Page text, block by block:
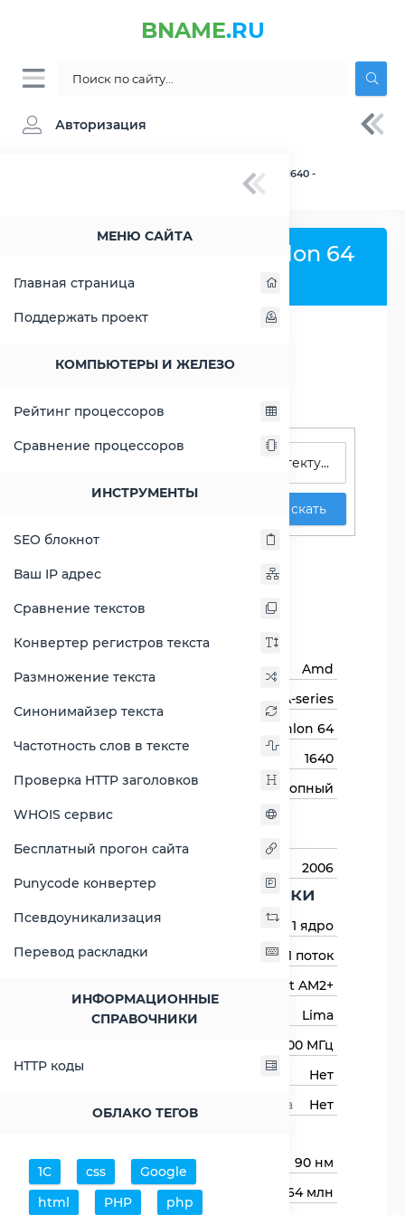
BNAME.RU
Авторизация
МЕНЮ САЙТА
Главная страница
Поддержать проект
КОМПЬЮТЕРЫ И ЖЕЛЕЗО
Рейтинг процессоров
Сравнение процессоров
ИНСТРУМЕНТЫ
SEO блокнот
Ваш IP адрес
Сравнение текстов
Конвертер регистров текста
Размножение текста
Синонимайзер текста
Частотность слов в тексте
Проверка HTTP заголовков
WHOIS сервис
Бесплатный прогон сайта
Punycode конвертер
Псевдоуникализация
Перевод раскладки
ИНФОРМАЦИОННЫЕ
СПРАВОЧНИКИ
HTTP коды
ОБЛАКО ТЕГОВ
1С css
Google
html
PHP
php
» Процессор AMD Athlon 64 LE-1640 -
Процессор AMD Athlon 64
Искать
Athlon 64 LE-1640
Основная информация
Amd
A-series
Athlon 64
1640
Тип процессора
Десктопный
Назначение
2006
Основные харктеристики
Количество ядер
1 ядро
Количество потоков
1 поток
Socket AM2, Socket AM2+
Архитектура процессора
Lima
2600 МГц
Авторазгон
Нет
Свободный множитель процессора
Нет
Технологический процесс
90 нм
Транзисторов (миллионов)
164 млн